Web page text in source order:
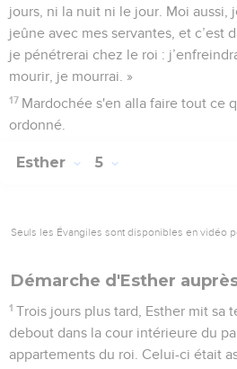
jours, ni la nuit ni le jour. Moi aussi,
jeûne avec mes servantes, et c’est
je pénétrerai chez le roi :
mourir, je mourrai. »
17 Mardochée s'en alla faire tout ce
ordonné.
Esther 5
Seuls les Évangiles sont disponibles en vidéo
Démarche d'Esther
1 Trois jours plus tard, Esther mit sa
debout dans la cour intérieure du
appartements du roi. Celui-ci était